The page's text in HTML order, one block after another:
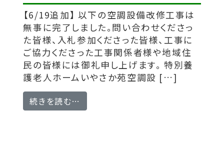
【6/19追加】 以下の空調設備改修工事は
無事に完了しました。問い合わせくださっ
た皆様、入札参加くださった皆様、工事に
ご協力くださった工事関係者様や地域住
民の皆様には御礼申し上げます。 特別養
護老人ホームいやさか苑空調設 […]
続きを読む…